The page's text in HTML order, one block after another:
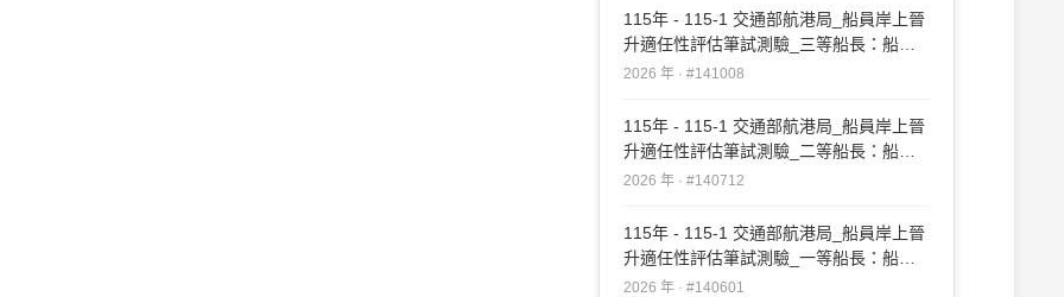
115年 - 115-1 交通部航港局_船員岸上晉
升適任性評估筆試測驗_三等船長：船長
實務#141008
2026 年 · #141008
115年 - 115-1 交通部航港局_船員岸上晉
升適任性評估筆試測驗_二等船長：船長
實務#140712
2026 年 · #140712
115年 - 115-1 交通部航港局_船員岸上晉
升適任性評估筆試測驗_一等船長：船長
實務#140601
2026 年 · #140601